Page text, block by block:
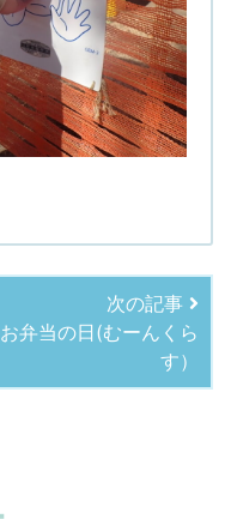
次の記事
お弁当の日(むーんくら
す）